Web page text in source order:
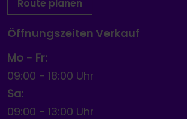
Route planen
Öffnungszeiten Verkauf
Mo - Fr:
09:00 - 18:00 Uhr
Sa:
09:00 - 13:00 Uhr